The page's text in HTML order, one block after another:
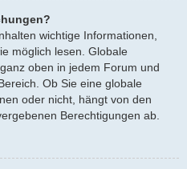
wichtige Informationen,
möglich lesen. Globale
oben in jedem Forum und
Ob Sie eine globale
oder nicht, hängt von den
Berechtigungen ab.